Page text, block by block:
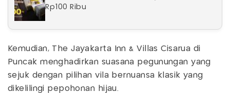
Rp100 Ribu
Kemudian, The Jayakarta Inn & Villas Cisarua di
Puncak menghadirkan suasana pegunungan yang
sejuk dengan pilihan vila bernuansa klasik yang
dikelilingi pepohonan hijau.